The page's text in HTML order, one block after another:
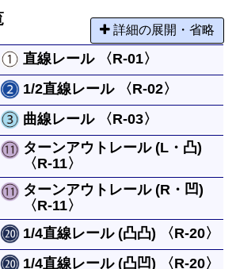
詳細の展開・省略
直線レール 〈R-01〉
ですべてのレールの基本になる長
1/2直線レール 〈R-02〉
の長さのまっすぐなレールです。
曲線レール 〈R-03〉
半径は直線レール１本と同じで
要です。
ターンアウトレール (L・凸)
〈R-11〉
かれるレールです。曲がったレー
本と同じ長さです。
ターンアウトレール (R・凹)
〈R-11〉
かれるレールです。曲がったレー
1/4直線レール (凸凸) 〈R-20〉
1/4直線レール (凸凹) 〈R-20〉